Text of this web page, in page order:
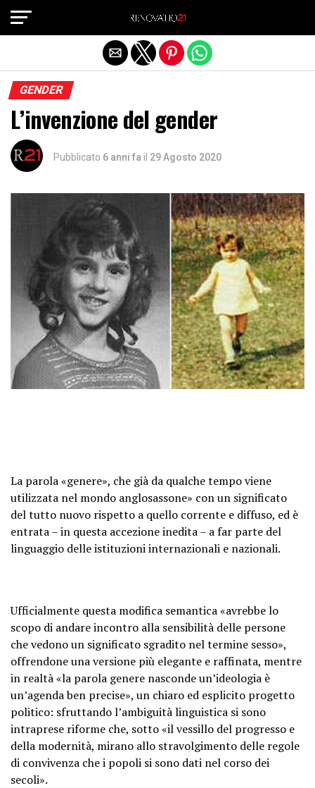
GENDER
L’invenzione del gender
Pubblicato 6 anni fa il 29 Agosto 2020
La parola «genere», che già da qualche tempo viene
utilizzata nel mondo anglosassone» con un significato
del tutto nuovo rispetto a quello corrente e diffuso, ed è
entrata – in questa accezione inedita – a far parte del
linguaggio delle istituzioni internazionali e nazionali.
Ufficialmente questa modifica semantica «avrebbe lo
scopo di andare incontro alla sensibilità delle persone
che vedono un significato sgradito nel termine sesso»,
offrendone una versione più elegante e raffinata, mentre
in realtà «la parola genere nasconde un’ideologia è
un’agenda ben precise», un chiaro ed esplicito progetto
politico: sfruttando l’ambiguità linguistica si sono
intraprese riforme che, sotto «il vessillo del progresso e
della modernità, mirano allo stravolgimento delle regole
di convivenza che i popoli si sono dati nel corso dei
secoli».
Exit mobile version